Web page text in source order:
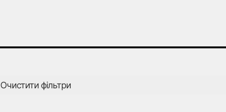
Очистити фільтри